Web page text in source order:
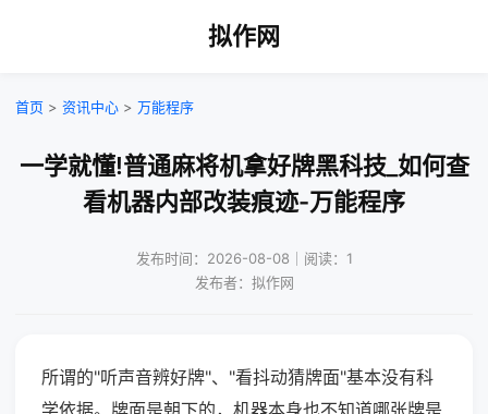
拟作网
首页 > 资讯中心 > 万能程序
一学就懂!普通麻将机拿好牌黑科技_如何查
看机器内部改装痕迹-万能程序
发布时间：2026-08-08｜阅读：1
发布者：拟作网
所谓的"听声音辨好牌"、"看抖动猜牌面"基本没有科
学依据。牌面是朝下的，机器本身也不知道哪张牌是